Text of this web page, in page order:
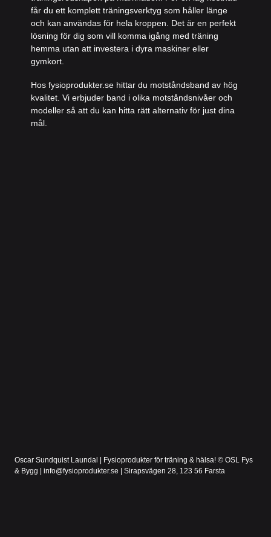
får du ett komplett träningsverktyg som håller länge
och kan användas för hela kroppen. Det är en perfekt
lösning för dig som vill komma igång med träning
hemma utan att investera i dyra maskiner eller
gymkort.
Hosfysioprodukter.se hittar du motståndsband av hög
kvalitet. Vi erbjuder band i olika motståndsnivåer och
modeller så att du kan hitta rätt alternativ för just dina
mål.
Oscar Sundquist Laundal | Fysioprodukter för träning & hälsa! © OSL Fys
& Bygg | info@fysioprodukter.se | Sirapsvägen 28, 123 56 Farsta